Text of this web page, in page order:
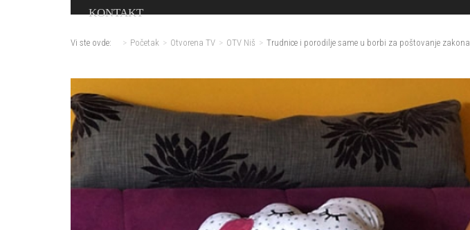
KONTAKT
Vi ste ovde: Početak Otvorena TV OTV Niš Trudnice i porodilje same u borbi za poštovanje zakona